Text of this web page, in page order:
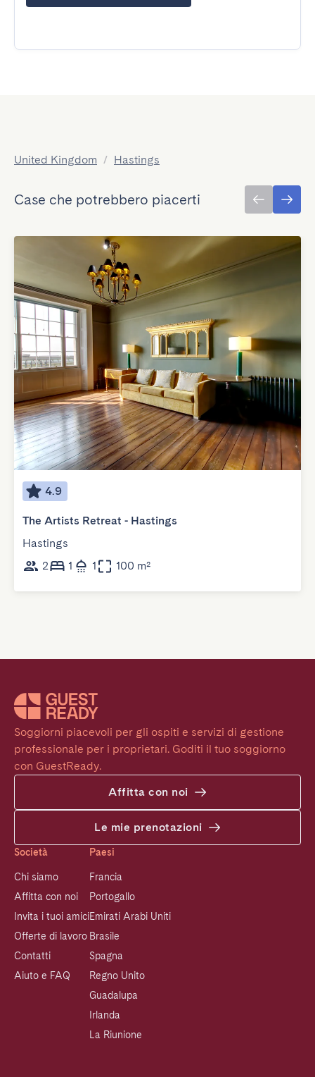
United Kingdom / Hastings
Case che potrebbero piacerti
4.9
The Artists Retreat - Hastings
Hastings
2
1 1 100 m²
Soggiorni piacevoli per gli ospiti e servizi di gestione
professionale per i proprietari. Goditi il tuo soggiorno
con GuestReady.
Affitta con noi
Le mie prenotazioni
Società
Chi siamo
Affitta con noi
Invita i tuoi amici
Offerte di lavoro
Contatti
Aiuto e FAQ
Paesi
Francia
Portogallo
Emirati Arabi Uniti
Brasile
Spagna
Regno Unito
Guadalupa
Irlanda
La Riunione